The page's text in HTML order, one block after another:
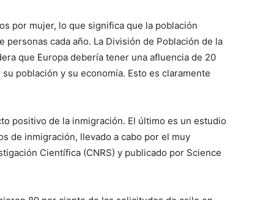
por mujer, lo que significa que la población
cada año. La División de Población de la
que Europa debería tener una afluencia de 20
población y su economía. Esto es claramente
positivo de la inmigración. El último es un estudio
de inmigración, llevado a cabo por el muy
Científica (CNRS) y publicado por Science